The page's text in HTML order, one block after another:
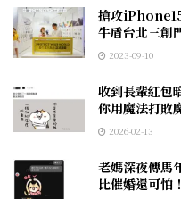
搶攻
牛盾台北三創
2023-09-10
收到長輩紅包
你用魔法打敗
2026-02-13
老媽深夜傳馬
比催婚還可怕！